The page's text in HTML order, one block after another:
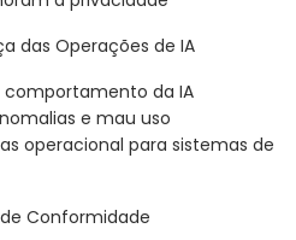
das Operações de IA
da IA
e mau uso
operacional para sistemas de
Conformidade